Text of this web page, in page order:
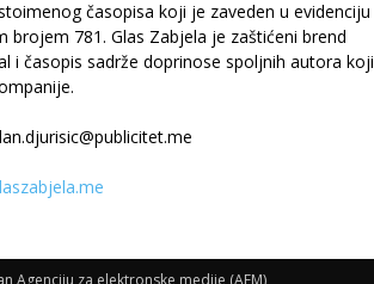
časopisa koji je zaveden u evidenciju
brojem 781. Glas Zabjela je zaštićeni brend
i časopis sadrže doprinose spoljnih autora koji
Agenciju za elektronske medije (AEM)